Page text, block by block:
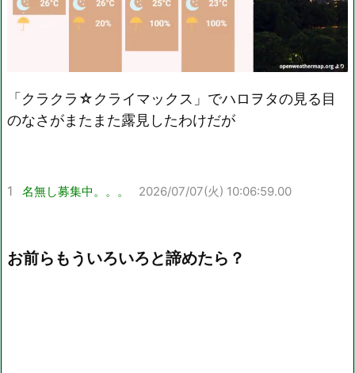
「クラクラ☆クライマックス」でハロヲタの見る目
のなさがまたまた露見したわけだが
1 名無し募集中。。。 2026/07/07(火) 10:06:59.00
お前らもういろいろと諦めたら？